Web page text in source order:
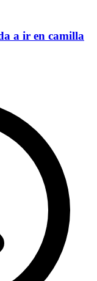
a ir en camilla